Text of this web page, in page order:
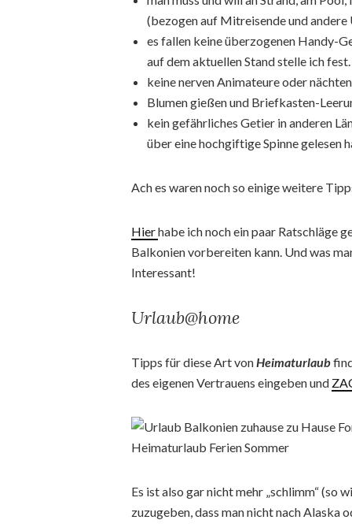
(bezogen auf Mitreisende und andere
es fallen keine überzogenen Handy-
auf dem aktuellen Stand stelle ich
keine nerven Animateure oder
Blumen gießen und Briefkasten-
kein gefährliches Getier in anderen
über eine hochgiftige Spinne gelesen
Ach es waren noch so einige weitere
Hierhabe ich noch ein paar Ratschläge
Balkonien vorbereiten kann. Und was
Interessant!
Urlaub@home
Tipps für diese Art vonHeimaturlaub
des eigenen Vertrauens eingeben und
Es ist also gar nicht mehr „schlimm“ (so
zuzugeben, dass man nicht nach Alaska